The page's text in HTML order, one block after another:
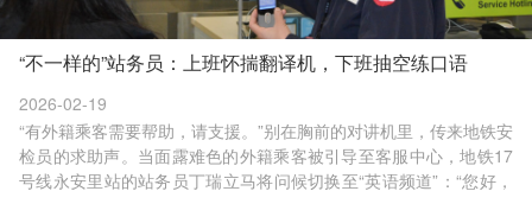
“不一样的”站务员：上班怀揣翻译机，下班抽空练口语
“有外籍乘客需要帮助，请支援。”别在胸前的对讲机里，传来地铁安
检员的求助声。当面露难色的外籍乘客被引导至客服中心，地铁17
号线永安里站的站务员丁瑞立马将问候切换至“英语频道”：“您好，
2026-02-19